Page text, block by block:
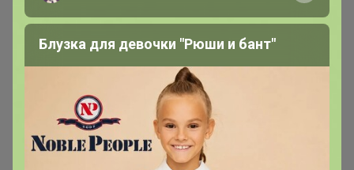
Хит
Блузка для девочки "Рюши и бант"